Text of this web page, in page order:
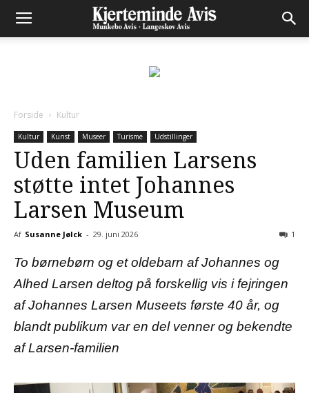
Forside Kultur
Kultur Kunst Museer Turisme Udstillinger
Uden familien Larsens
støtte intet Johannes
Larsen Museum
Af Susanne Jølck - 29. juni 2026 1
To børnebørn og et oldebarn af Johannes og
Alhed Larsen deltog på forskellig vis i fejringen
af Johannes Larsen Museets første 40 år, og
blandt publikum var en del venner og bekendte
af Larsen-familien